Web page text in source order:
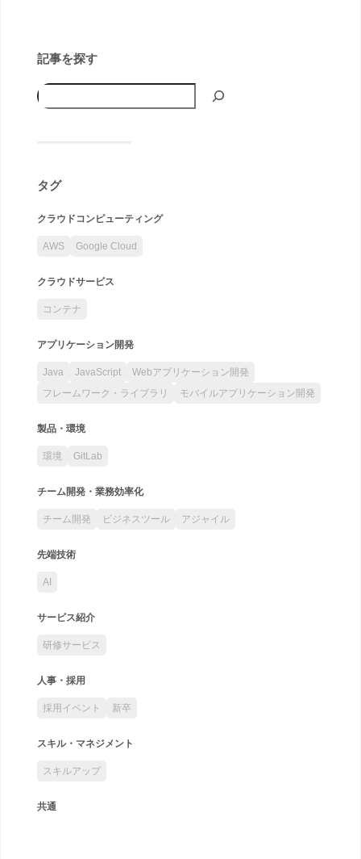
記事を探す
タグ
クラウドコンピューティング
AWS Google Cloud
クラウドサービス
コンテナ
アプリケーション開発
Java JavaScript
Webアプリケーション開発
フレームワーク・ライブラリ
モバイルアプリケーション開発
製品・環境
環境 GitLab
チーム開発・業務効率化
チーム開発 ビジネスツール アジャイル
先端技術
AI
サービス紹介
研修サービス
人事・採用
採用イベント 新卒
スキル・マネジメント
スキルアップ
共通